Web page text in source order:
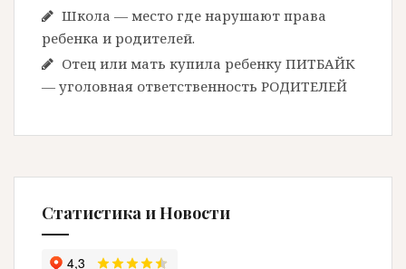
Школа — место где нарушают права
ребенка и родителей.
Отец или мать купила ребенку ПИТБАЙК
— уголовная ответственность РОДИТЕЛЕЙ
Статистика и Новости